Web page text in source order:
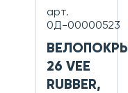
арт.
0Д-00000523
26 VEE
RUBBER,